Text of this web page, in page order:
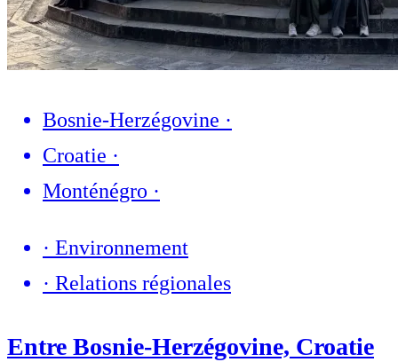
Bosnie-Herzégovine ·
Croatie ·
Monténégro ·
· Environnement
· Relations régionales
Entre Bosnie-Herzégovine, Croatie